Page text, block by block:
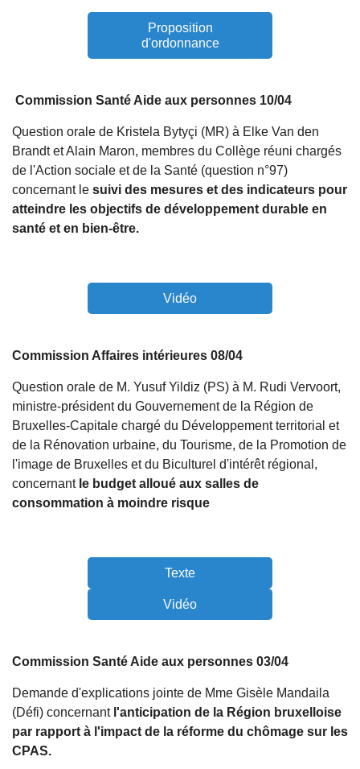
Proposition
d'ordonnance
Commission Santé Aide aux personnes 10/04
Question orale de Kristela Bytyçi (MR) à Elke Van den
Brandt et Alain Maron, membres du Collège réuni chargés
de l'Action sociale et de la Santé (question n°97)
concernant le suivi des mesures et des indicateurs pour
atteindre les objectifs de développement durable en
santé et en bien-être.
Vidéo
Commission Affaires intérieures 08/04
Question orale de M. Yusuf Yildiz (PS) à M. Rudi Vervoort,
ministre-président du Gouvernement de la Région de
Bruxelles-Capitale chargé du Développement territorial et
de la Rénovation urbaine, du Tourisme, de la Promotion de
l'image de Bruxelles et du Biculturel d'intérêt régional,
concernant le budget alloué aux salles de
consommation à moindre risque
Texte
Vidéo
Commission Santé Aide aux personnes 03/04
Demande d'explications jointe de Mme Gisèle Mandaila
(Défi) concernant l'anticipation de la Région bruxelloise
par rapport à l'impact de la réforme du chômage sur les
CPAS.